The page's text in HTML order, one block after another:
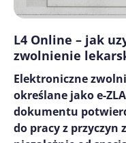
L4 Online – jak
zwolnienie
Elektroniczne
określane jako e-
dokumentu
do pracy z przyczyn